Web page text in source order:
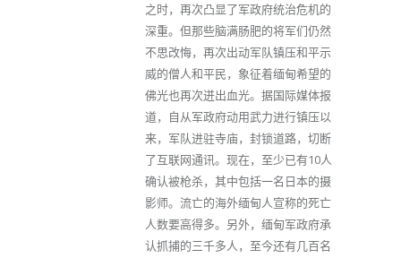
之时，再次凸显了军政府统治危机的
深重。但那些脑满肠肥的将军们仍然
不思改悔，再次出动军队镇压和平示
威的僧人和平民，象征着缅甸希望的
佛光也再次迸出血光。据国际媒体报
道，自从军政府动用武力进行镇压以
来，军队进驻寺庙，封锁道路，切断
了互联网通讯。现在，至少已有10人
确认被枪杀，其中包括一名日本的摄
影师。流亡的海外缅甸人宣称的死亡
人数要高得多。另外，缅甸军政府承
认抓捕的三千多人，至今还有几百名